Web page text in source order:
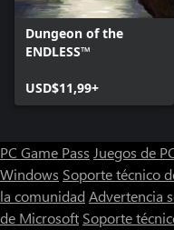
Dungeon of the
ENDLESS™
USD$11,99+
PC Game Pass Juegos de
Windows Soporte técnico
la comunidad Advertencia
de Microsoft Soporte